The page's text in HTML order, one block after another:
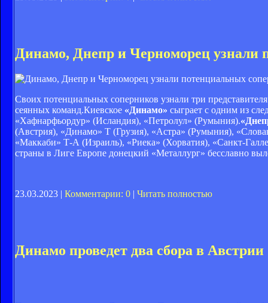
Динамо, Днепр и Черноморец узнали
Своих потенциальных соперников узнали три
сеянных команд.Киевское «Динамо» сыграет с одним из
«Хафнарфьордур» (Исландия), «Петролул» (Румыния).
(Австрия), «Динамо» Т (Грузия), «Астра» (Румыния),
«Маккаби» Т-А (Израиль), «Риека» (Хорватия), «Санкт-
страны в Лиге Европе донецкий «Металлург» бесславно
23.03.2023 | Комментарии: 0 | Читать полностью
Динамо проведет два сбора в Австрии